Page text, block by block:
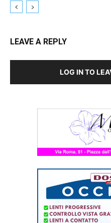
LEAVE A REPLY
LOG IN TO